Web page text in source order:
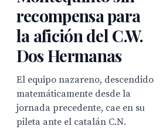
recompensa para
la afición del C.W.
Dos Hermanas
El equipo nazareno, descendido
matemáticamente desde la
jornada precedente, cae en su
pileta ante el catalán C.N.